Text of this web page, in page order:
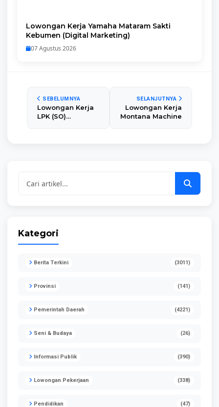
Lowongan Kerja Yamaha Mataram Sakti
Kebumen (Digital Marketing)
07 Agustus 2026
SEBELUMNYA
Lowongan Kerja
LPK (SO)
SELANJUTNYA
Lowongan Kerja
Montana Machine
Kategori
Berita Terkini (3011)
Provinsi (141)
Pemerintah Daerah (4221)
Seni & Budaya (26)
Informasi Publik (390)
Lowongan Pekerjaan (338)
Pendidikan (47)